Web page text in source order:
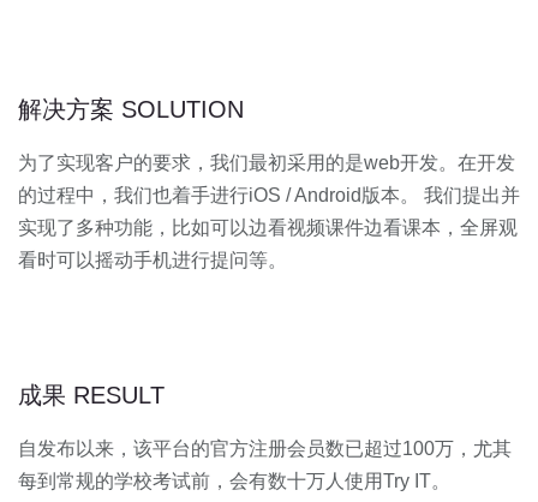
解决方案 SOLUTION
为了实现客户的要求，我们最初采用的是web开发。在开发
的过程中，我们也着手进行iOS / Android版本。 我们提出并
实现了多种功能，比如可以边看视频课件边看课本，全屏观
看时可以摇动手机进行提问等。
成果 RESULT
自发布以来，该平台的官方注册会员数已超过100万，尤其
每到常规的学校考试前，会有数十万人使用Try IT。